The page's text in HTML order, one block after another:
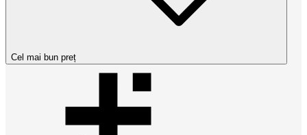
Cel mai bun preț